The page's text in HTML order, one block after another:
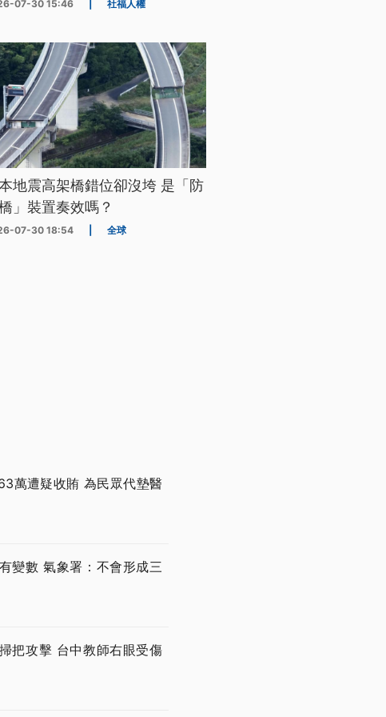
07-30 15:46 社福人權
地震高架橋錯位卻沒垮 是「防
」裝置奏效嗎？
07-30 18:54 全球
萬遭疑收賄 為民眾代墊醫
變數 氣象署：不會形成三
把攻擊 台中教師右眼受傷